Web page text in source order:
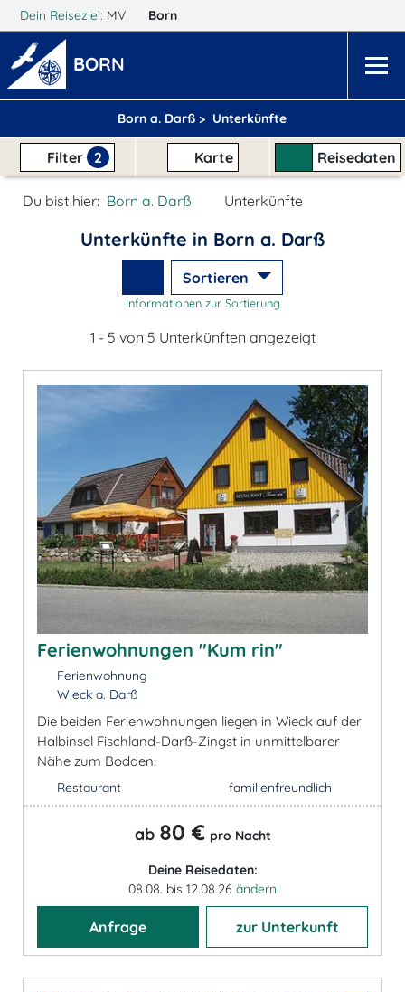
Dein Reiseziel: MV Born
BORN
Born a. Darß > Unterkünfte
Filter 2 Karte Reisedaten
Du bist hier: Born a. Darß Unterkünfte
Unterkünfte in Born a. Darß
Sortieren
Informationen zur Sortierung
1 - 5 von 5 Unterkünften angezeigt
Ferienwohnungen "Kum rin"
Ferienwohnung
Wieck a. Darß
Die beiden Ferienwohnungen liegen in Wieck auf der
Halbinsel Fischland-Darß-Zingst in unmittelbarer
Nähe zum Bodden.
Restaurant familienfreundlich
ab 80 € pro Nacht
Deine Reisedaten:
08.08. bis 12.08.26 ändern
Anfrage zur Unterkunft